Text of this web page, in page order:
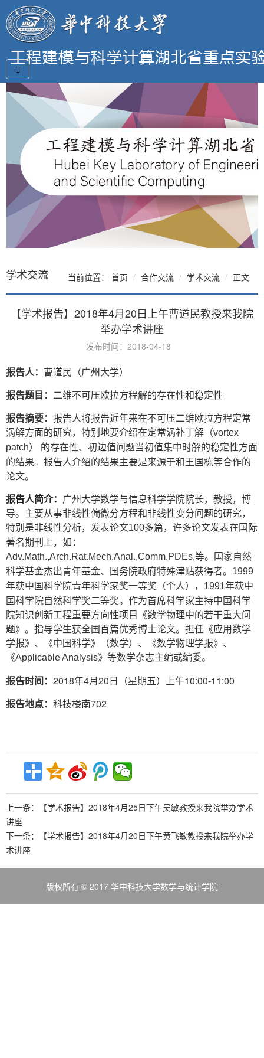
当前位置： 首页 合作交流 学术交流 正文
学术交流
【学术报告】2018年4月20日上午曹道民教授来我院
举办学术讲座
发布时间：2018-04-18
报告人： 曹道民（广州大学）
报告题目： 二维不可压欧拉方程解的存在性和稳定性
报告摘要： 报告人将报告近年来在不可压二维欧拉方程定常
涡解方面的研究，特别地要介绍在定常涡补丁解（vortex
patch） 的存在性、初边值问题当初值集中时解的稳定性方面
的结果。报告人介绍的结果主要是来源于和王国栋等合作的
论文。
报告人简介： 广州大学数学与信息科学学院院长，教授，博
导。主要从事非线性偏微分方程和非线性变分问题的研究，
特别是非线性分析，发表论文100多篇，许多论文发表在国际
著名期刊上，如：
Adv.Math.,Arch.Rat.Mech.Anal.,Comm.PDEs,等。国家自然
科学基金杰出青年基金、国务院政府特殊津贴获得者。
1999
年获中国科学院青年科学家奖一等奖（个人）， 1991年获中
国科学院自然科学奖二等奖。作为首席科学家主持中国科学
院知识创新工程重要方向性项目《数学物理中的若干重大问
题》。指导学生获全国百篇优秀博士论文。担任《应用数学
学报》、《中国科学》（数学）、《数学物理学报》、
《Applicable Analysis》等数学杂志主编或编委。
报告时间： 2018年4月20日（星期五）上午10:00-11:00
报告地点： 科技楼南702
上一条：
【学术报告】2018年4月25日下午吴敏教授来我院举办学术
讲座
下一条：
【学术报告】2018年4月20日下午黄飞敏教授来我院举办学
术讲座
版权所有 © 2017 华中科技大学数学与统计学院